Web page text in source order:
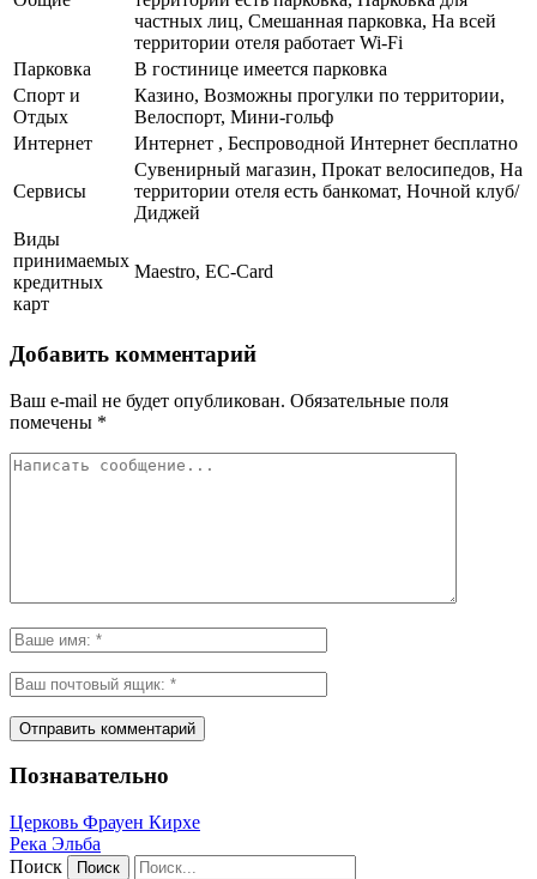
частных лиц, Смешанная парковка, На всей
территории отеля работает Wi-Fi
Парковка
В гостинице имеется парковка
Спорт и
Отдых
Казино, Возможны прогулки по территории,
Велоспорт, Мини-гольф
Интернет
Интернет , Беспроводной Интернет бесплатно
Сервисы
Сувенирный магазин, Прокат велосипедов, На
территории отеля есть банкомат, Ночной клуб/
Диджей
Виды
принимаемых
кредитных
карт
Maestro, EC-Card
Добавить комментарий
Ваш e-mail не будет опубликован. Обязательные поля
помечены *
Познавательно
Церковь Фрауен Кирхе
Река Эльба
Поиск